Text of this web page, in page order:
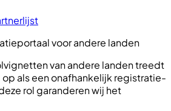
voor andere landen
van andere landen treedt
op als een onafhankelijk registratie-
rol garanderen wij het